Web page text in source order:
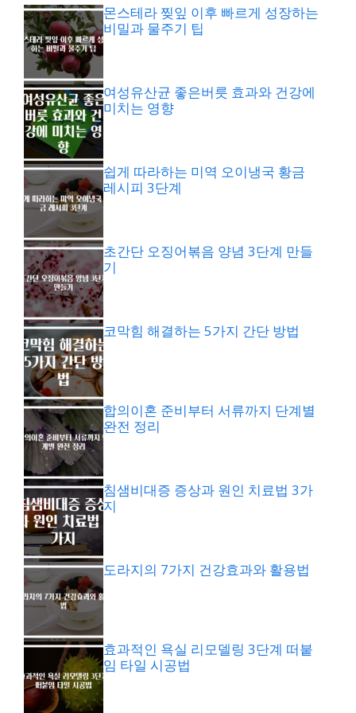
몬스테라 찢잎 이후 빠르게 성장하는
비밀과 물주기 팁
여성유산균 좋은버릇 효과와 건강에
미치는 영향
쉽게 따라하는 미역 오이냉국 황금
레시피 3단계
초간단 오징어볶음 양념 3단계 만들
기
코막힘 해결하는 5가지 간단 방법
합의이혼 준비부터 서류까지 단계별
완전 정리
침샘비대증 증상과 원인 치료법 3가
지
도라지의 7가지 건강효과와 활용법
효과적인 욕실 리모델링 3단계 떠붙
임 타일 시공법